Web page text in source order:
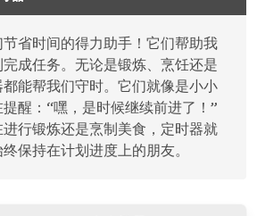
省时间的得力助手！它们帮助我
成任务。无论是锻炼、烹饪还是
能帮我们守时。它们就像是小小
醒：“嘿，是时候继续前进了！”
行锻炼还是烹制美食，定时器就
保持在计划进度上的朋友。